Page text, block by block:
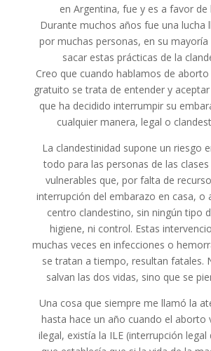
en Argentina, fue y es a favor de
Durante muchos años fue una lucha
por muchas personas, en su
sacar estas prácticas de la
Creo que cuando hablamos de
gratuito se trata de entender y
que ha decidido interrumpir su
cualquier manera, legal o
La clandestinidad supone un riesgo
todo para las personas de las
vulnerables que, por falta de
interrupción del embarazo en casa, o
centro clandestino, sin ningún tipo
higiene, ni control. Estas
muchas veces en infecciones o
se tratan a tiempo, resultan fatales.
salvan las dos vidas, sino que se
Una cosa que siempre me llamó la
hasta hace un año cuando el aborto
ilegal, existía la ILE (interrupción